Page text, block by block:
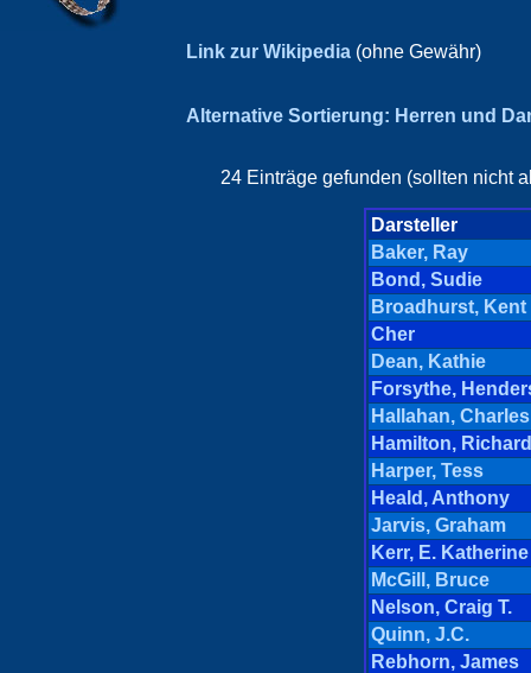
Link zur Wikipedia (ohne Gewähr)
Alternative Sortierung: Herren und
24 Einträge gefunden (sollten nicht
Darsteller
Baker, Ray
Bond, Sudie
Broadhurst, Kent
Cher
Dean, Kathie
Forsythe,
Hallahan, Charles
Hamilton, Richard
Harper, Tess
Heald, Anthony
Jarvis, Graham
Kerr, E. Katherine
McGill, Bruce
Nelson, Craig T.
Quinn, J.C.
Rebhorn, James